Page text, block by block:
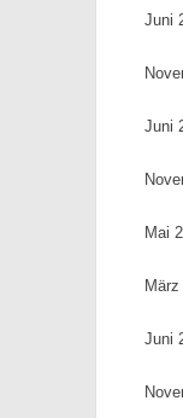
Juni
Juni
Mai
Juni